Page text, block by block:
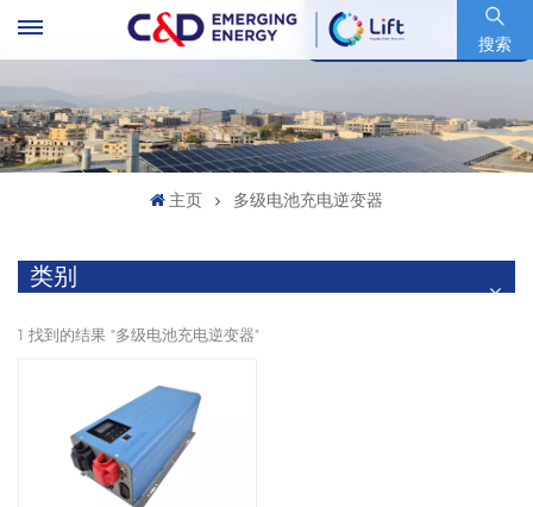
搜索
股票代码 : 600153.SH
主页 多级电池充电逆变器
类别
1 找到的结果 "多级电池充电逆变器"